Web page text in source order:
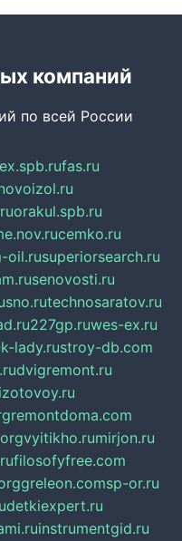
компаний
по всей России
fas.ru
orakul.spb.ru
cemko.ru
oil.rusuperiorsearch.ru
senovosti.ru
technosaratov.ru
227gp.ruwes-ex.ru
lady.rustroy-db.com
dvigremont.ru
remontdoma.com
vyitikho.rumirjon.ru
filosofyfree.com
greleon.comsp-or.ru
detkiexpert.ru
instrumentgid.ru